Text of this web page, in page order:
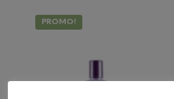
PROMO!